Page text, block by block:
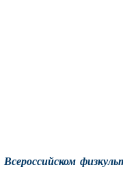
Всероссийском